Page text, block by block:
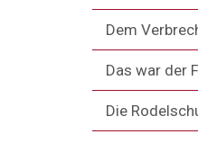
Dem
Das war der
Die